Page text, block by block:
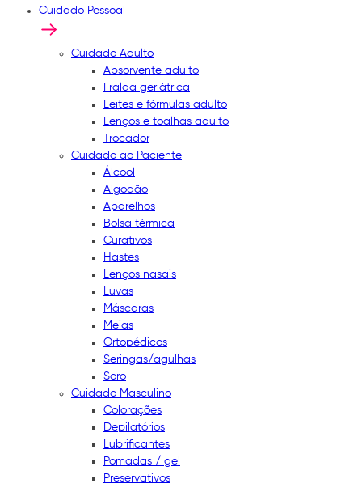
Cuidado Pessoal
Cuidado Adulto
Absorvente adulto
Fralda geriátrica
Leites e fórmulas adulto
Lenços e toalhas adulto
Trocador
Cuidado ao Paciente
Álcool
Algodão
Aparelhos
Bolsa térmica
Curativos
Hastes
Lenços nasais
Luvas
Máscaras
Meias
Ortopédicos
Seringas/agulhas
Soro
Cuidado Masculino
Colorações
Depilatórios
Lubrificantes
Pomadas / gel
Preservativos